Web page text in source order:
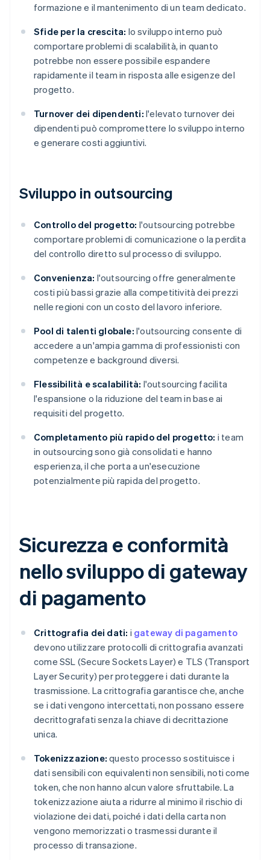
formazione e il mantenimento di un team dedicato​​​.
Sfide per la crescita: lo sviluppo interno può
comportare problemi di scalabilità, in quanto
potrebbe non essere possibile espandere
rapidamente il team in risposta alle esigenze del
progetto.
Turnover dei dipendenti: l'elevato turnover dei
dipendenti può compromettere lo sviluppo interno
e generare costi aggiuntivi.
Sviluppo in outsourcing
Controllo del progetto: l'outsourcing potrebbe
comportare problemi di comunicazione o la perdita
del controllo diretto sul processo di sviluppo.
Convenienza: l'outsourcing offre generalmente
costi più bassi grazie alla competitività dei prezzi
nelle regioni con un costo del lavoro inferiore.
Pool di talenti globale: l'outsourcing consente di
accedere a un'ampia gamma di professionisti con
competenze e background diversi.
Flessibilità e scalabilità: l'outsourcing facilita
l'espansione o la riduzione del team in base ai
requisiti del progetto.
Completamento più rapido del progetto: i team
in outsourcing sono già consolidati e hanno
esperienza, il che porta a un'esecuzione
potenzialmente più rapida del progetto.
Sicurezza e conformità
nello sviluppo di gateway
di pagamento
Crittografia dei dati: i gateway di pagamento
devono utilizzare protocolli di crittografia avanzati
come SSL (Secure Sockets Layer) e TLS (Transport
Layer Security) per proteggere i dati durante la
trasmissione. La crittografia garantisce che, anche
se i dati vengono intercettati, non possano essere
decrittografati senza la chiave di decrittazione
unica.
Tokenizzazione: questo processo sostituisce i
dati sensibili con equivalenti non sensibili, noti come
token, che non hanno alcun valore sfruttabile. La
tokenizzazione aiuta a ridurre al minimo il rischio di
violazione dei dati, poiché i dati della carta non
vengono memorizzati o trasmessi durante il
processo di transazione.